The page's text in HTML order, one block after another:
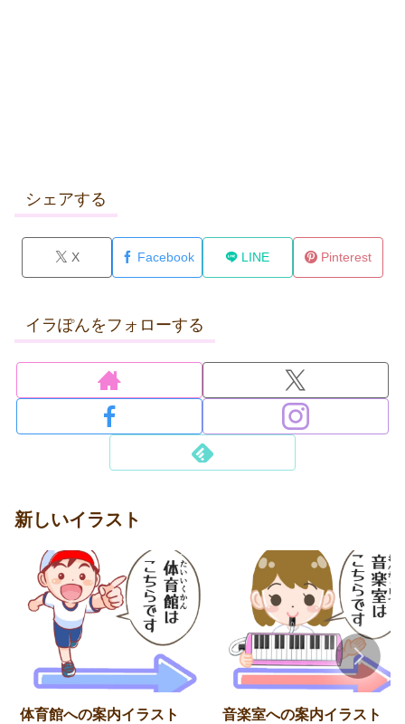
シェアする
X Facebook LINE Pinterest
イラぽんをフォローする
新しいイラスト
体育館への案内イラスト 音楽室への案内イラスト